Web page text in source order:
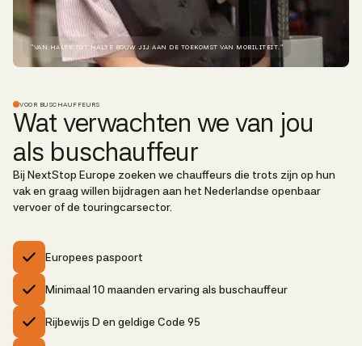
VOOR BUSCHAUFFEURS
Wat verwachten we van jou
als buschauffeur
Bij NextStop Europe zoeken we chauffeurs die trots zijn op hun
vak en graag willen bijdragen aan het Nederlandse openbaar
vervoer of de touringcarsector.
Europees paspoort
Minimaal 10 maanden ervaring als buschauffeur
Rijbewijs D en geldige Code 95
“VAN HALTE TOT HALTE BOUW JIJ AAN DE TOEKOMST VAN MOBILITEIT.”